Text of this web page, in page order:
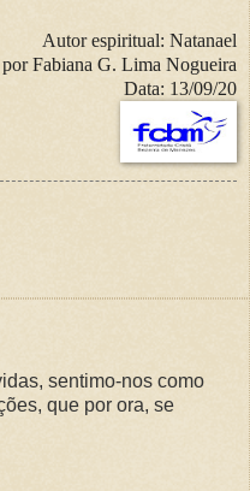
Autor espiritual: Natanael
porFabiana G. Lima Nogueira
Data: 13/09/20
sentimo-nos como
que por ora, se